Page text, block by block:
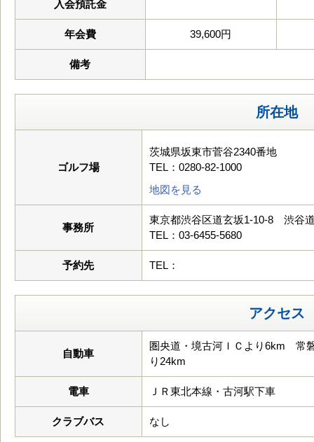
入会預託金
年会費 39,600円
備考
所在地
ゴルフ場
茨城県坂東市菅谷2340番地
TEL：0280-82-1000
地図を見る
事務所
東京都渋谷区道玄坂1-10-8 渋谷
TEL：03-6455-5680
予約先 TEL：
アクセス
自動車
圏央道・境古河ＩＣより6km 常
り24km
電車 ＪＲ東北本線・古河駅下車
クラブバス なし